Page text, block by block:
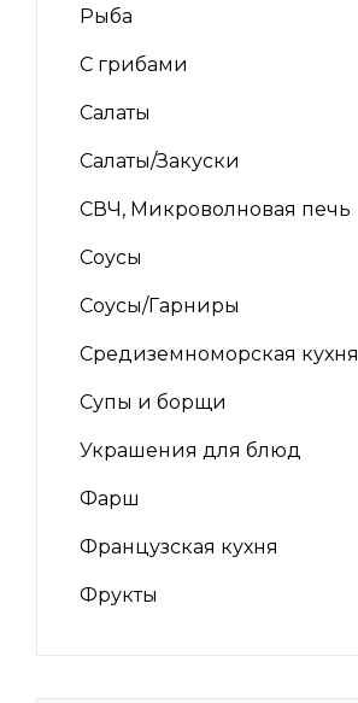
Рыба
С грибами
Салаты
Салаты/Закуски
СВЧ, Микроволновая печь
Соусы
Соусы/Гарниры
Средиземноморская кухня
Супы и борщи
Украшения для блюд
Фарш
Французская кухня
Фрукты